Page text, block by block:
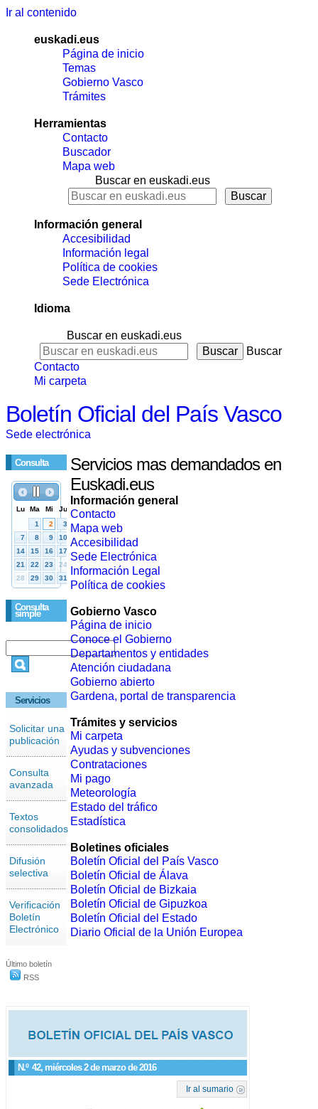
Ir al contenido
euskadi.eus
Página de inicio
Temas
Gobierno Vasco
Trámites
Herramientas
Contacto
Buscador
Mapa web
Buscar en euskadi.eus
Información general
Accesibilidad
Información legal
Política de cookies
Sede Electrónica
Idioma
Buscar en euskadi.eus
Buscar
Contacto
Mi carpeta
Boletín Oficial del País Vasco
Sede electrónica
Consulta
Consulta
simple
Servicios
Solicitar una
publicación
Consulta
avanzada
Textos
consolidados
Difusión
selectiva
Verificación
Boletín
Electrónico
Último boletín
RSS
N.º 42, miércoles 2 de marzo de 2016
Ir al sumario
Servicios mas demandados en
Euskadi.eus
Información general
Contacto
Mapa web
Accesibilidad
Sede Electrónica
Información Legal
Política de cookies
Gobierno Vasco
Página de inicio
Conoce el Gobierno
Departamentos y entidades
Atención ciudadana
Gobierno abierto
Gardena, portal de transparencia
Trámites y servicios
Mi carpeta
Ayudas y subvenciones
Contrataciones
Mi pago
Meteorología
Estado del tráfico
Estadística
Boletines oficiales
Boletín Oficial del País Vasco
Boletín Oficial de Álava
Boletín Oficial de Bizkaia
Boletín Oficial de Gipuzkoa
Boletín Oficial del Estado
Diario Oficial de la Unión Europea